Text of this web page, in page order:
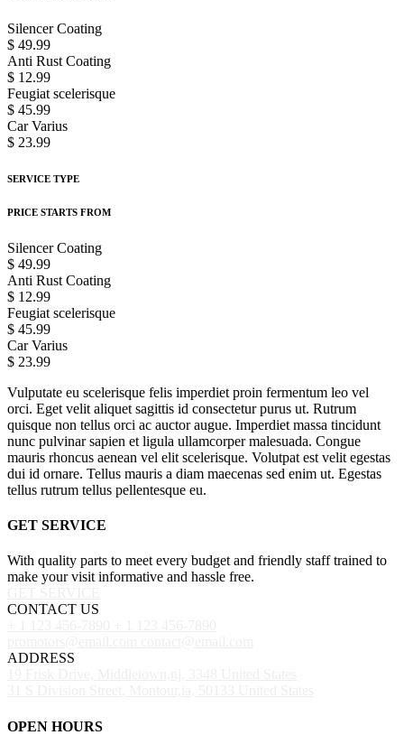
Silencer Coating
$ 49.99
Anti Rust Coating
$ 12.99
Feugiat scelerisque
$ 45.99
Car Varius
$ 23.99
SERVICE TYPE
PRICE STARTS FROM
Silencer Coating
$ 49.99
Anti Rust Coating
$ 12.99
Feugiat scelerisque
$ 45.99
Car Varius
$ 23.99
Vulputate eu scelerisque felis imperdiet proin fermentum leo vel
orci. Eget velit aliquet sagittis id consectetur purus ut. Rutrum
quisque non tellus orci ac auctor augue. Imperdiet massa tincidunt
nunc pulvinar sapien et ligula ullamcorper malesuada. Congue
mauris rhoncus aenean vel elit scelerisque. Volutpat est velit egestas
dui id ornare. Tellus mauris a diam maecenas sed enim ut. Egestas
tellus rutrum tellus pellentesque eu.
GET SERVICE
With quality parts to meet every budget and friendly staff trained to
make your visit informative and hassle free.
CONTACT US
ADDRESS
OPEN HOURS